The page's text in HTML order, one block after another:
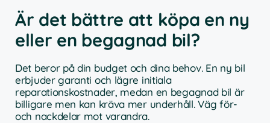
Är det bättre att köpa en ny
eller en begagnad bil?
Det beror på din budget och dina behov. En ny bil
erbjuder garanti och lägre initiala
reparationskostnader, medan en begagnad bil är
billigare men kan kräva mer underhåll. Väg för-
och nackdelar mot varandra.